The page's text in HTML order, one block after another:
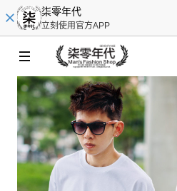
柒零年代
立刻使用官方APP